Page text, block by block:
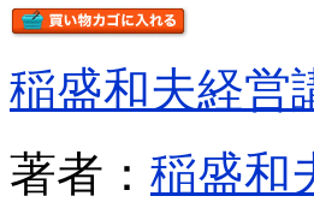
稲盛和夫経
著者： 稲盛和